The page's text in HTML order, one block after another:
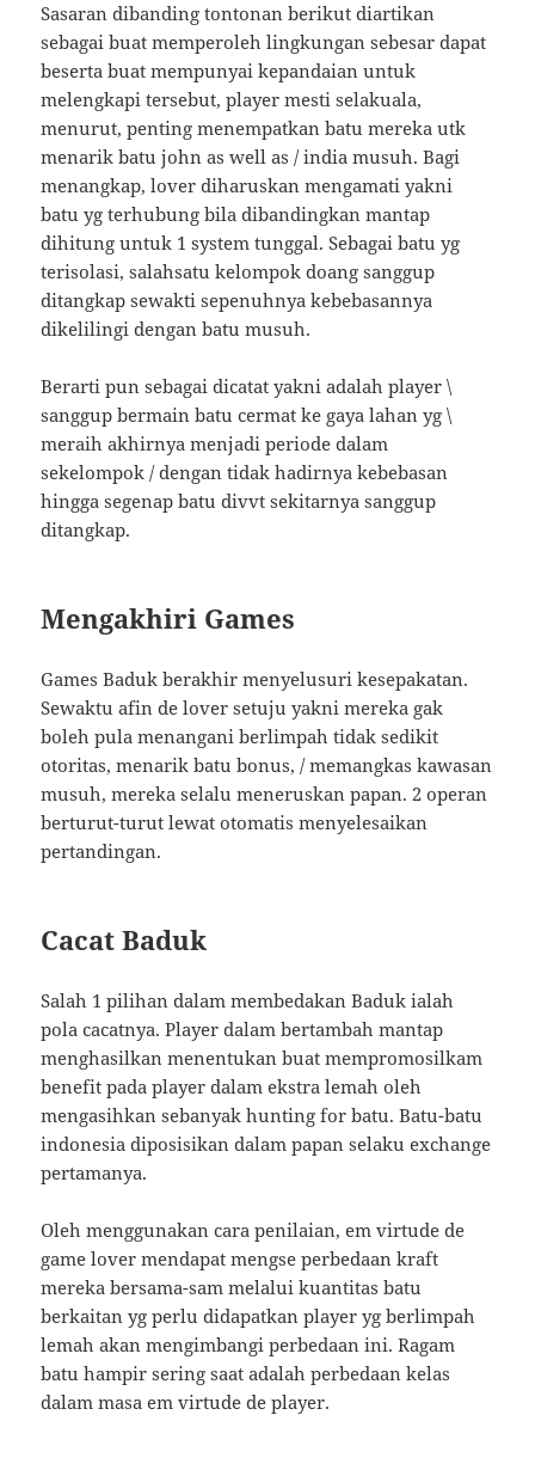
Sasaran dibanding tontonan berikut diartikan
sebagai buat memperoleh lingkungan sebesar dapat
beserta buat mempunyai kepandaian untuk
melengkapi tersebut, player mesti selakuala,
menurut, penting menempatkan batu mereka utk
menarik batu john as well as / india musuh. Bagi
menangkap, lover diharuskan mengamati yakni
batu yg terhubung bila dibandingkan mantap
dihitung untuk 1 system tunggal. Sebagai batu yg
terisolasi, salahsatu kelompok doang sanggup
ditangkap sewakti sepenuhnya kebebasannya
dikelilingi dengan batu musuh.
Berarti pun sebagai dicatat yakni adalah player \
sanggup bermain batu cermat ke gaya lahan yg \
meraih akhirnya menjadi periode dalam
sekelompok / dengan tidak hadirnya kebebasan
hingga segenap batu divvt sekitarnya sanggup
ditangkap.
Mengakhiri Games
Games Baduk berakhir menyelusuri kesepakatan.
Sewaktu afin de lover setuju yakni mereka gak
boleh pula menangani berlimpah tidak sedikit
otoritas, menarik batu bonus, / memangkas kawasan
musuh, mereka selalu meneruskan papan. 2 operan
berturut-turut lewat otomatis menyelesaikan
pertandingan.
Cacat Baduk
Salah 1 pilihan dalam membedakan Baduk ialah
pola cacatnya. Player dalam bertambah mantap
menghasilkan menentukan buat mempromosilkam
benefit pada player dalam ekstra lemah oleh
mengasihkan sebanyak hunting for batu. Batu-batu
indonesia diposisikan dalam papan selaku exchange
pertamanya.
Oleh menggunakan cara penilaian, em virtude de
game lover mendapat mengse perbedaan kraft
mereka bersama-sam melalui kuantitas batu
berkaitan yg perlu didapatkan player yg berlimpah
lemah akan mengimbangi perbedaan ini. Ragam
batu hampir sering saat adalah perbedaan kelas
dalam masa em virtude de player.